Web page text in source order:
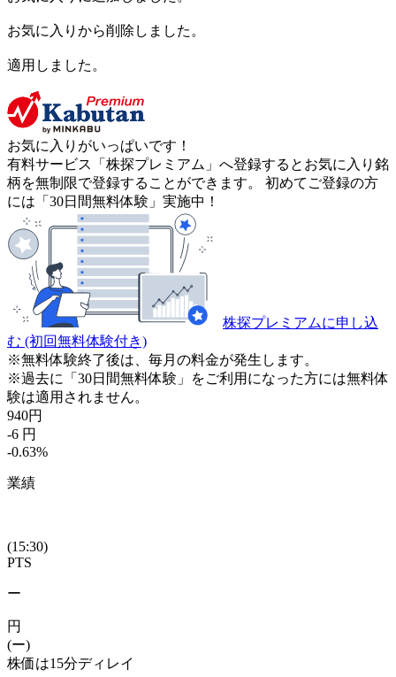
お気に入りから削除しました。
適用しました。
お気に入りがいっぱいです！
有料サービス「株探プレミアム」へ登録するとお気に入り銘
柄を無制限で登録することができます。 初めてご登録の方
には「30日間無料体験」実施中！
株探プレミアムに申し込
む (初回無料体験付き)
※無料体験終了後は、毎月の料金が発生します。
※過去に「30日間無料体験」をご利用になった方には無料体
験は適用されません。
940円
-6 円
-0.63%
業績
(15:30)
PTS
ー
円
(ー)
株価は15分ディレイ